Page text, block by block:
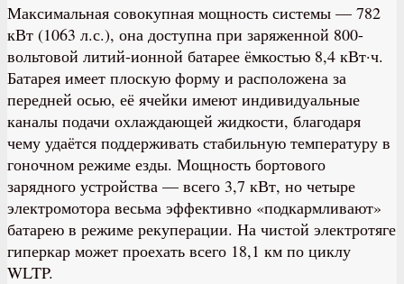
Максимальная совокупная мощность системы — 782
кВт (1063 л.с.), она доступна при заряженной 800-
вольтовой литий-ионной батарее ёмкостью 8,4 кВт·ч.
Батарея имеет плоскую форму и расположена за
передней осью, её ячейки имеют индивидуальные
каналы подачи охлаждающей жидкости, благодаря
чему удаётся поддерживать стабильную температуру в
гоночном режиме езды. Мощность бортового
зарядного устройства — всего 3,7 кВт, но четыре
электромотора весьма эффективно «подкармливают»
батарею в режиме рекуперации. На чистой электротяге
гиперкар может проехать всего 18,1 км по циклу
WLTP.